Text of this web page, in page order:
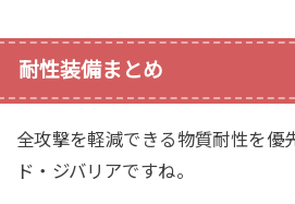
耐性装備まとめ
全攻撃を軽減できる物質耐性を優
ド・ジバリアですね。